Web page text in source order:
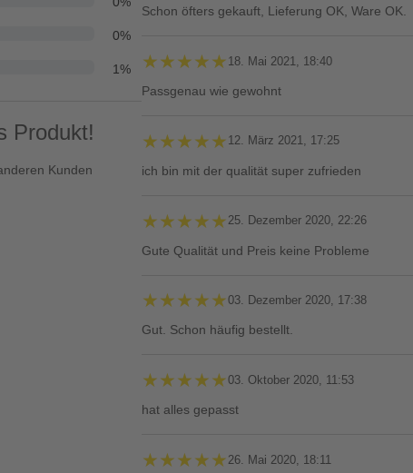
0%
1%
Produkt!
Kunden
Schon öfters gekauft, Lieferung OK, Ware OK.
★★★★★
★★★★★ 18. Mai 2021, 18:40
Passgenau wie gewohnt
★★★★★
★★★★★ 12. März 2021, 17:25
ich bin mit der qualität super zufrieden
★★★★★
★★★★★ 25. Dezember 2020, 22:26
Gute Qualität und Preis keine Probleme
★★★★★
★★★★★03. Dezember 2020, 17:38
Gut. Schon häufig bestellt.
★★★★★
★★★★★03. Oktober 2020, 11:53
hat alles gepasst
★★★★★
★★★★★ 26. Mai 2020, 18:11